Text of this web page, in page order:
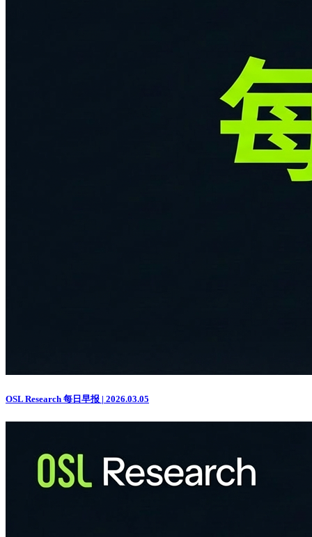
OSL Research 每日早报 | 2026.03.05